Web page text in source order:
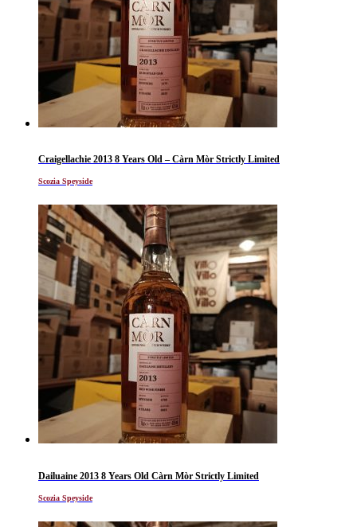
Craigellachie 2013 8 Years Old – Càrn Mòr Strictly Limited
Scozia Speyside
Dailuaine 2013 8 Years Old Càrn Mòr Strictly Limited
Scozia Speyside